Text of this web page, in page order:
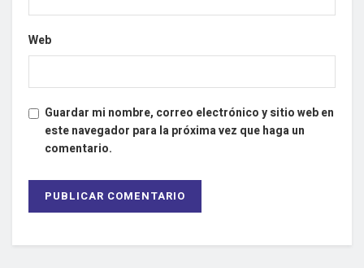
Web
Guardar mi nombre, correo electrónico y sitio web en
este navegador para la próxima vez que haga un
comentario.